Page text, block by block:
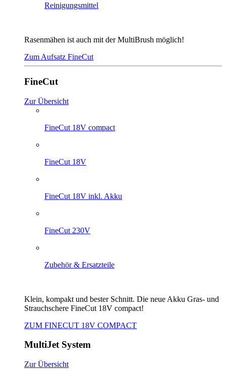
Reinigungsmittel
Rasenmähen ist auch mit der MultiBrush möglich!
Zum Aufsatz FineCut
FineCut
Zur Übersicht
FineCut 18V compact
FineCut 18V
FineCut 18V inkl. Akku
FineCut 230V
Zubehör & Ersatzteile
Klein, kompakt und bester Schnitt. Die neue Akku Gras- und
Strauchschere FineCut 18V compact!
ZUM FINECUT 18V COMPACT
MultiJet System
Zur Übersicht